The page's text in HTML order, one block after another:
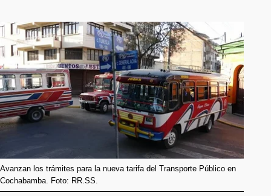
Avanzan los trámites para la nueva tarifa del Transporte Público en
Cochabamba. Foto: RR.SS.